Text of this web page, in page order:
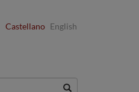
Castellano English